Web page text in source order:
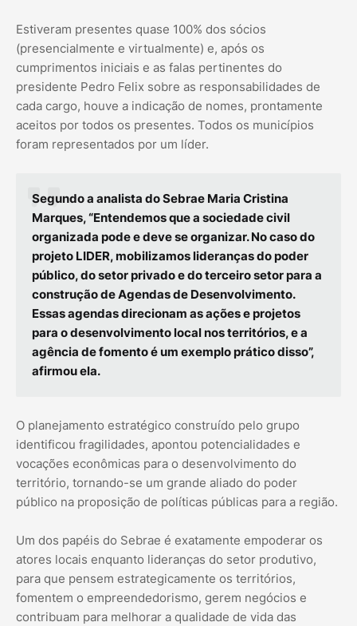
Estiveram presentes quase 100% dos sócios
(presencialmente e virtualmente) e, após os
cumprimentos iniciais e as falas pertinentes do
presidente Pedro Felix sobre as responsabilidades de
cada cargo, houve a indicação de nomes, prontamente
aceitos por todos os presentes. Todos os municípios
foram representados por um líder.
Segundo a analista do Sebrae Maria Cristina
Marques, “Entendemos que a sociedade civil
organizada pode e deve se organizar. No caso do
projeto LIDER, mobilizamos lideranças do poder
público, do setor privado e do terceiro setor para a
construção de Agendas de Desenvolvimento.
Essas agendas direcionam as ações e projetos
para o desenvolvimento local nos territórios, e a
agência de fomento é um exemplo prático disso”,
afirmou ela.
O planejamento estratégico construído pelo grupo
identificou fragilidades, apontou potencialidades e
vocações econômicas para o desenvolvimento do
território, tornando-se um grande aliado do poder
público na proposição de políticas públicas para a região.
Um dos papéis do Sebrae é exatamente empoderar os
atores locais enquanto lideranças do setor produtivo,
para que pensem estrategicamente os territórios,
fomentem o empreendedorismo, gerem negócios e
contribuam para melhorar a qualidade de vida das